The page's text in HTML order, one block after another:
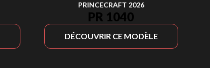
PRINCECRAFT 2026
PR 1040
DÉCOUVRIR CE MODÈLE